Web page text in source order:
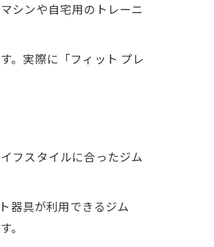
シンや自宅用のトレーニ
。実際に「フィット プレ
フスタイルに合ったジム
器具が利用できるジム
。